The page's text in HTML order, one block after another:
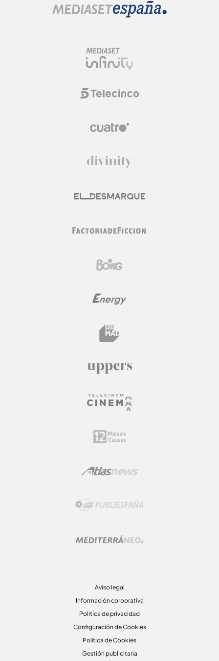
Aviso legal
Información corporativa
Politica de privacidad
Configuración de Cookies
Política de Cookies
Gestión publicitaria